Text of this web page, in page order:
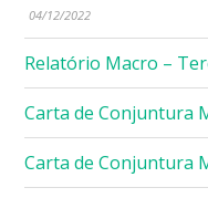
04/12/2022
Relatório Macro –
Carta de Conjuntura
Carta de Conjuntura